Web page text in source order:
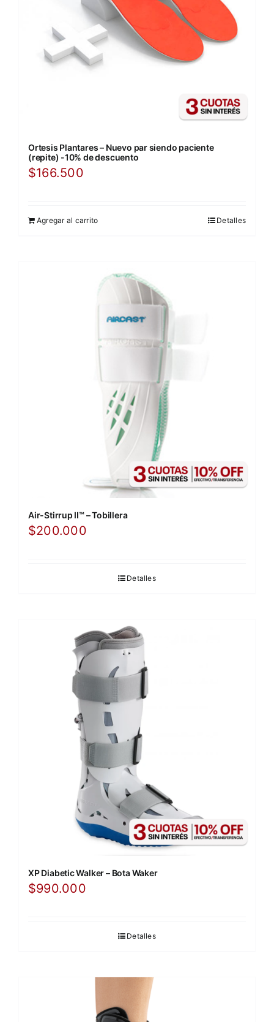
Ortesis Plantares – Nuevo par siendo paciente
(repite) -10% de descuento
$166.500
Agregar al carrito Detalles
Air-Stirrup II™ – Tobillera
$200.000
Detalles
XP Diabetic Walker – Bota Waker
$990.000
Detalles